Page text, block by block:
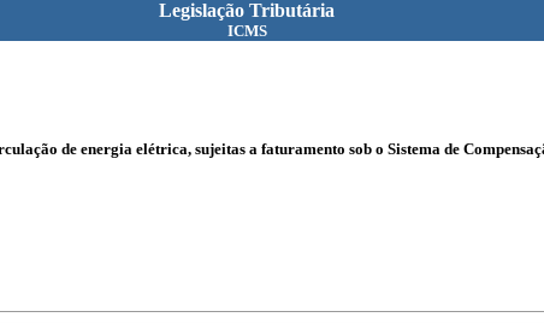
Legislação Tributária
ICMS
de energia elétrica, sujeitas a faturamento sob o Sistema de